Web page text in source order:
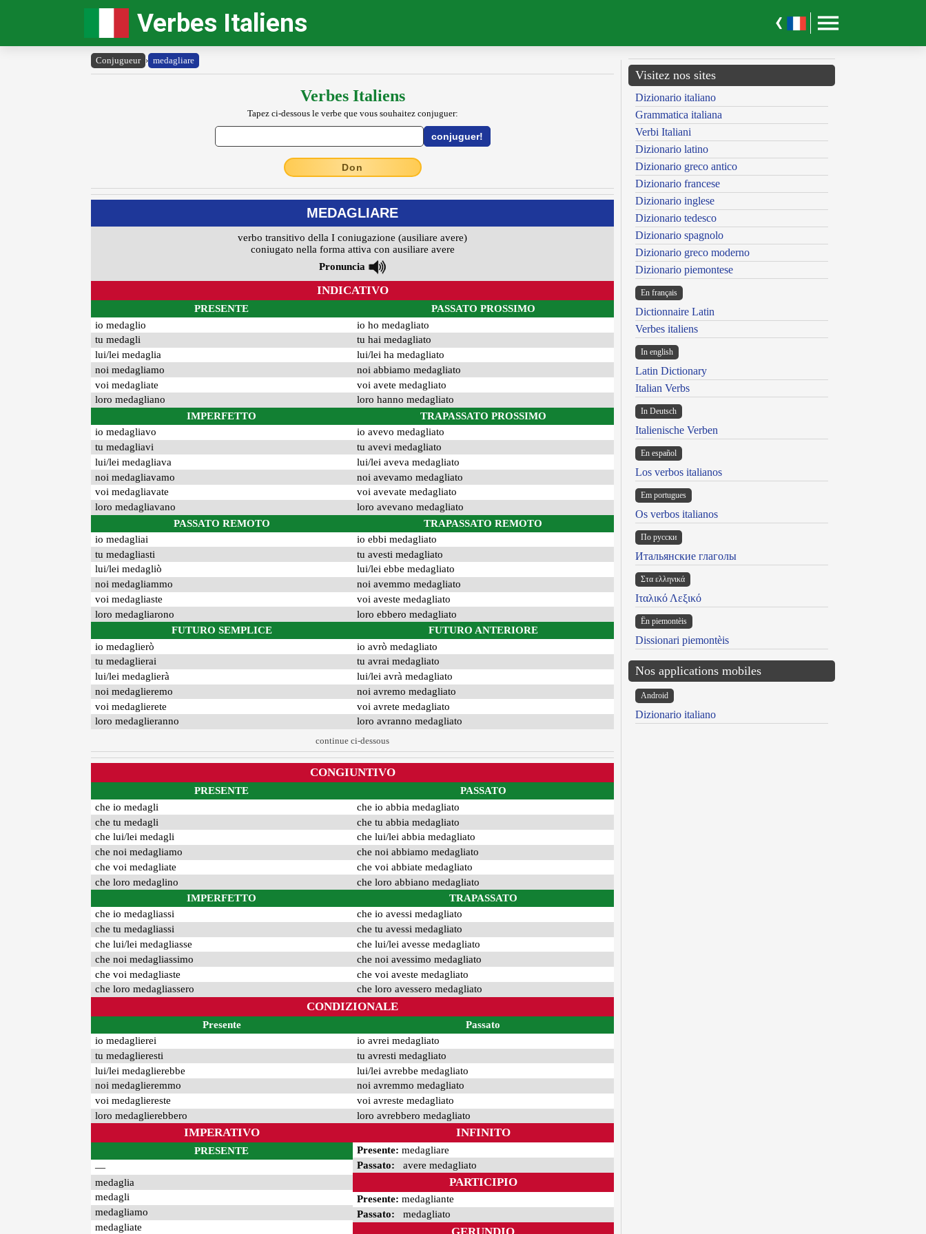
Verbes Italiens
Conjugueur › medagliare
Verbes Italiens
Tapez ci-dessous le verbe que vous souhaitez conjuguer:
Don
MEDAGLIARE
verbo transitivo della I coniugazione (ausiliare avere)
coniugato nella forma attiva con ausiliare avere
Pronuncia
INDICATIVO
PRESENTE
io medaglio
tu medagli
lui/lei medaglia
noi medagliamo
voi medagliate
loro medagliano
IMPERFETTO
io medagliavo
tu medagliavi
lui/lei medagliava
noi medagliavamo
voi medagliavate
loro medagliavano
PASSATO REMOTO
io medagliai
tu medagliasti
lui/lei medagliò
noi medagliammo
voi medagliaste
loro medagliarono
FUTURO SEMPLICE
io medaglierò
tu medaglierai
lui/lei medaglierà
noi medaglieremo
voi medaglierete
loro medaglieranno
PASSATO PROSSIMO
io ho medagliato
tu hai medagliato
lui/lei ha medagliato
noi abbiamo medagliato
voi avete medagliato
loro hanno medagliato
TRAPASSATO PROSSIMO
io avevo medagliato
tu avevi medagliato
lui/lei aveva medagliato
noi avevamo medagliato
voi avevate medagliato
loro avevano medagliato
TRAPASSATO REMOTO
io ebbi medagliato
tu avesti medagliato
lui/lei ebbe medagliato
noi avemmo medagliato
voi aveste medagliato
loro ebbero medagliato
FUTURO ANTERIORE
io avrò medagliato
tu avrai medagliato
lui/lei avrà medagliato
noi avremo medagliato
voi avrete medagliato
loro avranno medagliato
continue ci-dessous
CONGIUNTIVO
PRESENTE
che io medagli
che tu medagli
che lui/lei medagli
che noi medagliamo
che voi medagliate
che loro medaglino
IMPERFETTO
che io medagliassi
che tu medagliassi
che lui/lei medagliasse
che noi medagliassimo
che voi medagliaste
che loro medagliassero
PASSATO
che io abbia medagliato
che tu abbia medagliato
che lui/lei abbia medagliato
che noi abbiamo medagliato
che voi abbiate medagliato
che loro abbiano medagliato
TRAPASSATO
che io avessi medagliato
che tu avessi medagliato
che lui/lei avesse medagliato
che noi avessimo medagliato
che voi aveste medagliato
che loro avessero medagliato
CONDIZIONALE
Presente
io medaglierei
tu medaglieresti
lui/lei medaglierebbe
noi medaglieremmo
voi medagliereste
loro medaglierebbero
Passato
io avrei medagliato
tu avresti medagliato
lui/lei avrebbe medagliato
noi avremmo medagliato
voi avreste medagliato
loro avrebbero medagliato
IMPERATIVO
PRESENTE
—
medaglia
medagli
medagliamo
medagliate
INFINITO
Presente: medagliare
Passato: avere medagliato
PARTICIPIO
Presente: medagliante
Passato: medagliato
GERUNDIO
Visitez nos sites
Dizionario italiano
Grammatica italiana
Verbi Italiani
Dizionario latino
Dizionario greco antico
Dizionario francese
Dizionario inglese
Dizionario tedesco
Dizionario spagnolo
Dizionario greco moderno
Dizionario piemontese
En français
Dictionnaire Latin
Verbes italiens
In english
Latin Dictionary
Italian Verbs
In Deutsch
Italienische Verben
En español
Los verbos italianos
Em portugues
Os verbos italianos
По русски
Итальянские глаголы
Στα ελληνικά
Ιταλικό Λεξικό
Ën piemontèis
Dissionari piemontèis
Nos applications mobiles
Android
Dizionario italiano